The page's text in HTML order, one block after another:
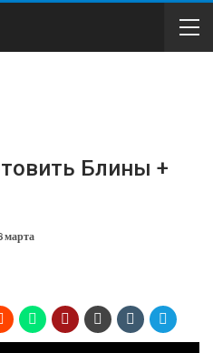
Блины +
марта